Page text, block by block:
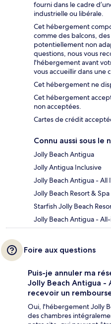
fourni dans le cadre
industrielle ou libérale.
Cet hébergement
comme des balcons,
potentiellement non
questions, nous vous
l'hébergement avant
vous accueillir dans une
Cet hébergement ne
Cet hébergement
non acceptées.
Cartes de crédit
Connu aussi sous le
Jolly Beach Antigua
Jolly Antigua Inclusive
Jolly Beach Antigua - All
Jolly Beach Resort &
Starfish Jolly Beach
Jolly Beach Antigua -
Foire aux questions
Puis-je annuler ma
Jolly Beach Antigua -
recevoir un
Oui, l'hébergement Jolly
des chambres